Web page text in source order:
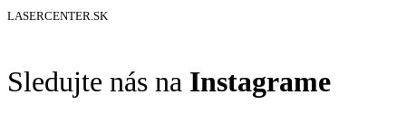
LASERCENTER.SK
Sledujte nás na Instagrame